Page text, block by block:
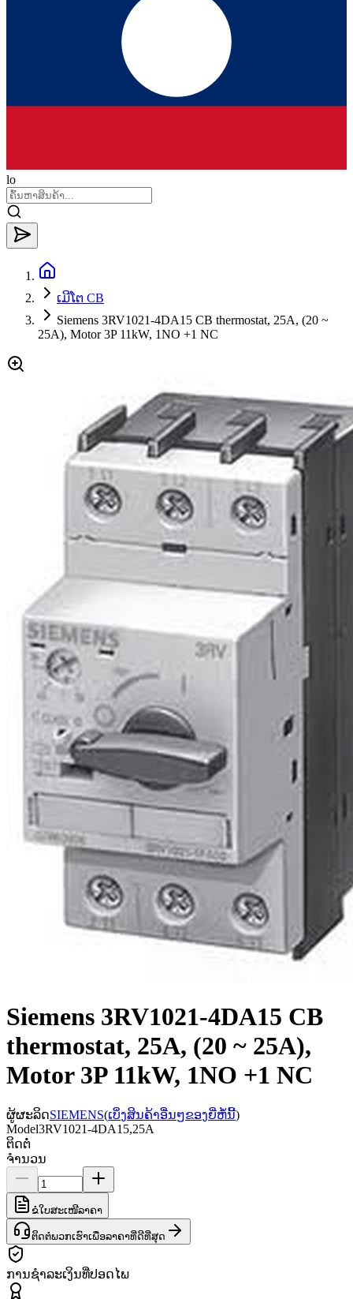
lo
ເມີໂຕ CB
Siemens 3RV1021-4DA15 CB thermostat, 25A, (20 ~
25A), Motor 3P 11kW, 1NO +1 NC
Siemens 3RV1021-4DA15 CB
thermostat, 25A, (20 ~ 25A),
Motor 3P 11kW, 1NO +1 NC
ຜູ້ຜະລິດSIEMENS(ເບິ່ງສິນຄ້າອື່ນໆຂອງຍີ່ຫໍ້ນີ້)
Model3RV1021-4DA15,25A
ຕິດຕໍ່
ຈຳນວນ
ຂໍໃບສະເໜີລາຄາ
ຕິດຕໍ່ພວກເຮົາເພື່ອລາຄາທີ່ດີທີ່ສຸດ
ການຊຳລະເງິນທີ່ປອດໄພ